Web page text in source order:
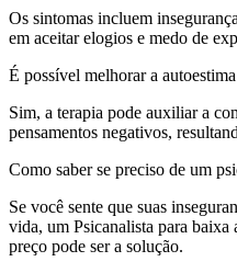
Os sintomas incluem
em aceitar elogios e medo de
É possível melhorar a
Sim, a terapia pode auxiliar a
pensamentos negativos,
Como saber se preciso de um
Se você sente que suas
vida, um Psicanalista para
preço pode ser a solução.